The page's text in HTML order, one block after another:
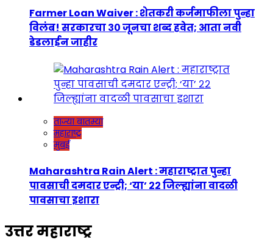
Farmer Loan Waiver : शेतकरी कर्जमाफीला पुन्हा
विलंब! सरकारचा ३० जूनचा शब्द हवेत; आता नवी
डेडलाईन जाहीर
ताज्या बातम्या
महाराष्ट्र
मुंबई
Maharashtra Rain Alert : महाराष्ट्रात पुन्हा
पावसाची दमदार एन्ट्री; ‘या’ २२ जिल्ह्यांना वादळी
पावसाचा इशारा
उत्तर महाराष्ट्र